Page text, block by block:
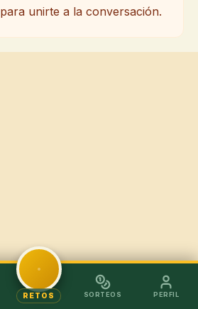
para unirte a la conversación.
RETOS SORTEOS PERFIL